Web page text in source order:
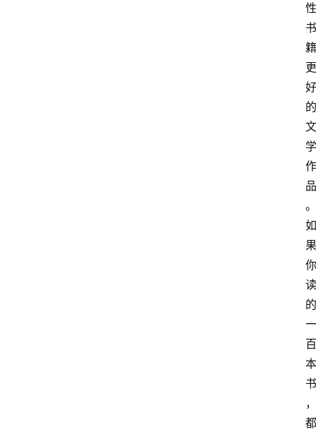
性
书
籍
更
好
的
文
学
作
品
。
如
果
你
读
的
一
百
本
书
，
都